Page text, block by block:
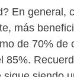
En general,
más
de 70% de
85%.